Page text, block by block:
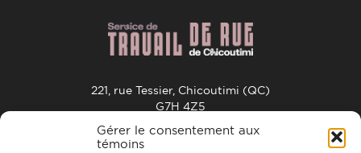
Gérer le consentement aux
témoins
221, rue Tessier, Chicoutimi (QC)
G7H 4Z5